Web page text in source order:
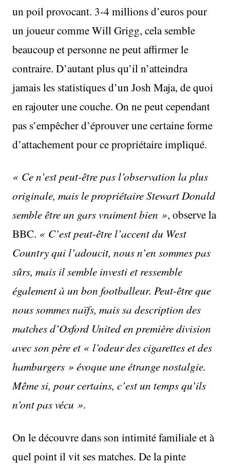
un poil provocant. 3-4 millions d’euros pour
un joueur comme Will Grigg, cela semble
beaucoup et personne ne peut affirmer le
contraire. D’autant plus qu’il n’atteindra
jamais les statistiques d’un Josh Maja, de quoi
en rajouter une couche. On ne peut cependant
pas s’empêcher d’éprouver une certaine forme
d’attachement pour ce propriétaire impliqué.
« Ce n’est peut-être pas l’observation la plus
originale, mais le propriétaire Stewart Donald
semble être un gars vraiment bien », observe la
BBC. « C’est peut-être l’accent du West
Country qui l’adoucit, nous n’en sommes pas
sûrs, mais il semble investi et ressemble
également à un bon footballeur. Peut-être que
nous sommes naïfs, mais sa description des
matches d’Oxford United en première division
avec son père et « l’odeur des cigarettes et des
hamburgers » évoque une étrange nostalgie.
Même si, pour certains, c’est un temps qu’ils
n’ont pas vécu ».
On le découvre dans son intimité familiale et à
quel point il vit ses matches. De la pinte